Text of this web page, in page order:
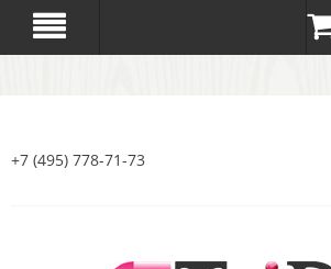
+7 (495) 778-71-73